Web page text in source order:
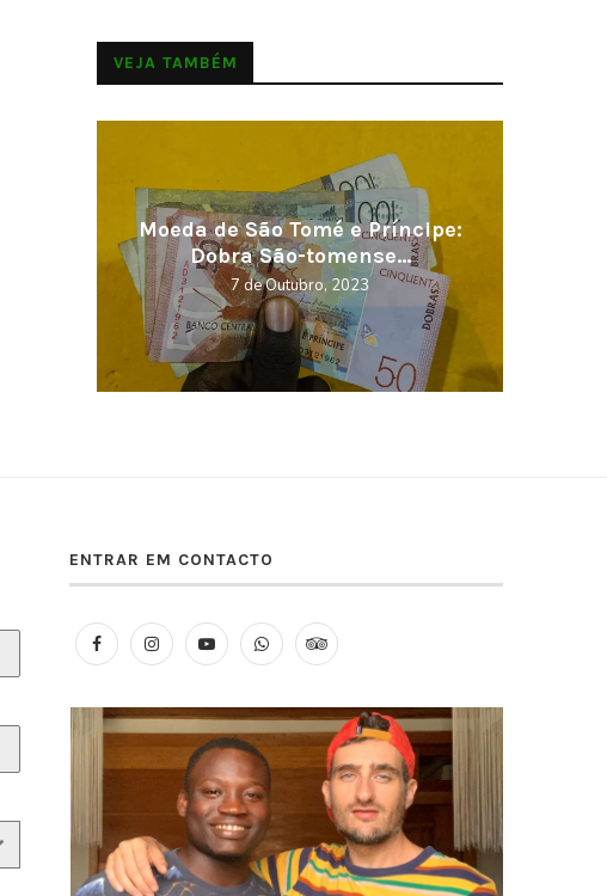
VEJA TAMBÉM
Visitar em 2023, os melhores
destinos
5 de Novembro, 2022
ENTRAR EM CONTACTO